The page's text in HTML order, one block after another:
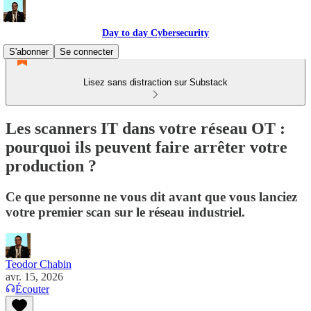
Day to day Cybersecurity
S'abonner
Se connecter
Lisez sans distraction sur Substack
Les scanners IT dans votre réseau OT :
pourquoi ils peuvent faire arrêter votre
production ?
Ce que personne ne vous dit avant que vous lanciez
votre premier scan sur le réseau industriel.
Teodor Chabin
avr. 15, 2026
Écouter